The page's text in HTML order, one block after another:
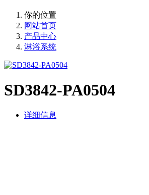
你的位置
网站首页
产品中心
淋浴系统
SD3842-PA0504
详细信息